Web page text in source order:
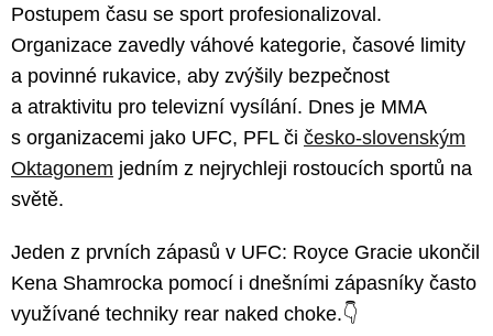
Postupem času se sport profesionalizoval.
Organizace zavedly váhové kategorie, časové limity
a povinné rukavice, aby zvýšily bezpečnost
a atraktivitu pro televizní vysílání. Dnes je MMA
s organizacemi jako UFC, PFL či česko-slovenským
Oktagonem jedním z nejrychleji rostoucích sportů na
světě.
Jeden z prvních zápasů v UFC: Royce Gracie ukončil
Kena Shamrocka pomocí i dnešními zápasníky často
využívané techniky rear naked choke.👇